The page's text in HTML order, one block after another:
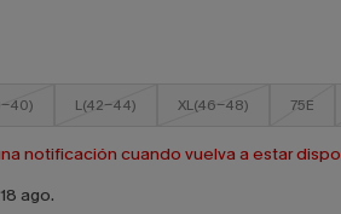
40) L(42-44) XL(46-48) 75E
notificación cuando vuelva a estar
ago.